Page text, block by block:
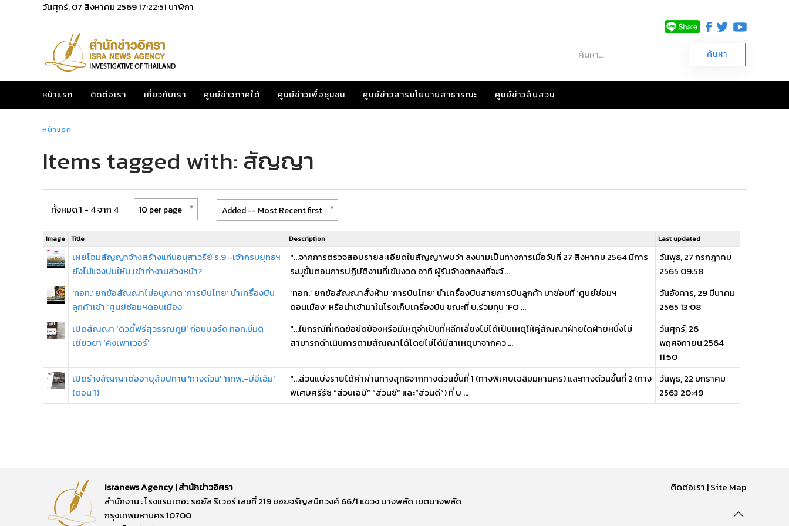
วันศุกร์, 07 สิงหาคม 256917:22:51 นาฬิกา
หน้าแรก ติดต่อเรา เกี่ยวกับเรา ศูนย์ข่าวภาคใต้ ศูนย์ข่าวเพื่อชุมชน ศูนย์ข่าวสารนโยบายสาธารณะ ศูนย์ข่าวสืบสวน
หน้าแรก
Items tagged with: สัญญา
ทั้งหมด 1 - 4 จาก 4 10 per page Added -- Most Recent first
Image Title Description Last updated
เผยโฉมสัญญาจ้างสร้างแท่นอนุสาวรีย์ ร.9 -เจ้ากรมยุทธฯ
ยังไม่แจงปมให้บ.เข้าทำงานล่วงหน้า?
"...จากการตรวจสอบรายละเอียดในสัญญาพบว่า ลงนามเป็นทางการเมื่อวันที่ 27 สิงหาคม 2564 มีการ
ระบุขั้นตอนการปฏิบัติงานที่เข้มงวด อาทิ ผู้รับจ้างตกลงที่จะจั ...
วันพุธ, 27 กรกฎาคม
2565 09:58
'ทอท.' ยกข้อสัญญาไม่อนุญาต ‘การบินไทย’ นำเครื่องบิน
ลูกค้าเข้า ‘ศูนย์ซ่อมฯดอนเมือง’
‘ทอท.’ ยกข้อสัญญาสั่งห้าม ‘การบินไทย’ นำเครื่องบินสายการบินลูกค้า มาซ่อมที่ ‘ศูนย์ซ่อมฯ
ดอนเมือง’ หรือนำเข้ามาในโรงเก็บเครื่องบิน ขณะที่ บ.ร่วมทุน ‘FO ...
วันอังคาร, 29 มีนาคม
2565 13:08
เปิดสัญญา ‘ดิวตี้ฟรีสุวรรณภูมิ’ ก่อนบอร์ด ทอท.มีมติ
เยียวยา ‘คิงเพาเวอร์’
"...ในกรณีที่เกิดข้อขัดข้องหรือมีเหตุจำเป็นที่หลีกเลี่ยงไม่ได้เป็นเหตุให้คู่สัญญาฝ่ายใดฝ่ายหนึ่งไม่
สามารถดำเนินการตามสัญญาได้โดยไม่ได้มีสาเหตุมาจากคว ...
วันศุกร์, 26
พฤศจิกายน 2564
11:50
เปิดร่างสัญญาต่ออายุสัมปทาน 'ทางด่วน' 'กทพ.-บีอีเอ็ม’
(ตอน 1)
"...ส่วนแบ่งรายได้ค่าผ่านทางสุทธิจากทางด่วนขั้นที่ 1 (ทางพิเศษเฉลิมมหานคร) และทางด่วนขั้นที่ 2 (ทาง
พิเศษศรีรัช “ส่วนเอบี” “ส่วนซี” และ“ส่วนดี”) ที่ บ ...
วันพุธ, 22 มกราคม
2563 20:49
Isranews Agency | สำนักข่าวอิศรา
สำนักงาน : โรงแรมเดอะ รอยัล ริเวอร์ เลขที่ 219 ซอยจรัญสนิทวงศ์ 66/1 แขวง บางพลัด เขตบางพลัด
กรุงเทพมหานคร 10700
ติดต่อเรา |Site Map